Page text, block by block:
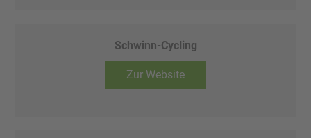
Schwinn-Cycling
Zur Website